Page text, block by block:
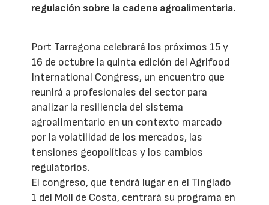
regulación sobre la cadena agroalimentaria.
Port Tarragona celebrará los próximos 15 y
16 de octubre la quinta edición del Agrifood
International Congress, un encuentro que
reunirá a profesionales del sector para
analizar la resiliencia del sistema
agroalimentario en un contexto marcado
por la volatilidad de los mercados, las
tensiones geopolíticas y los cambios
regulatorios.
El congreso, que tendrá lugar en el Tinglado
1 del Moll de Costa, centrará su programa en